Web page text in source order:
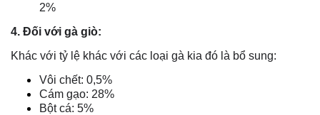
2%
4. Đối với gà giò:
Khác với tỷ lệ khác với các loại gà kia đó là bổ sung:
Vôi chết: 0,5%
Cám gạo: 28%
Bột cá: 5%